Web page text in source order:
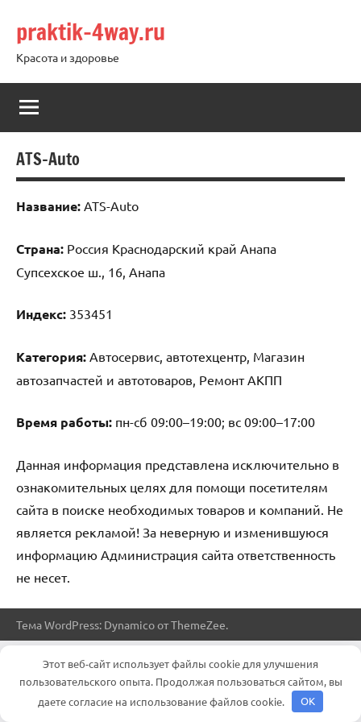
содержимому
praktik-4way.ru
Красота и здоровье
ATS-Auto
Название: ATS-Auto
Страна: Россия Краснодарский край Анапа
Супсехское ш., 16, Анапа
Индекс: 353451
Категория: Автосервис, автотехцентр, Магазин
автозапчастей и автотоваров, Ремонт АКПП
Время работы: пн-сб 09:00–19:00; вс 09:00–17:00
Данная информация представлена исключительно в
ознакомительных целях для помощи посетителям
сайта в поиске необходимых товаров и компаний. Не
является рекламой! За неверную и изменившуюся
информацию Администрация сайта ответственность
не несет.
Тема WordPress: Dynamico от ThemeZee.
Этот веб-сайт использует файлы cookie для улучшения
пользовательского опыта. Продолжая пользоваться сайтом, вы
даете согласие на использование файлов cookie.
OK